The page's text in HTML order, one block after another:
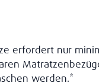
erfordert nur
werden.*